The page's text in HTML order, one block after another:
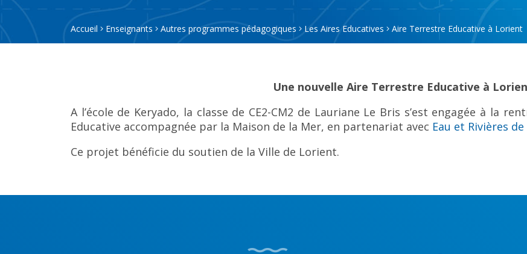
Accueil Enseignants Autres programmes pédagogiques Les Aires Educatives Aire Terrestre Educative à Lorient
Une nouvelle Aire Terrestre Educative à
A l’école de Keryado, la classe de CE2-CM2 de Lauriane Le Bris s’est engagée à la
Educative accompagnée par la Maison de la Mer, en partenariat avec Eau et Rivières
Ce projet bénéficie du soutien de la Ville de Lorient.